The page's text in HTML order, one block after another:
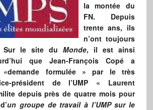
la montée du
FN. Depuis
trente ans, ils
n’ont toujours
Sur le site duMonde, il est ainsi
que Jean-François Copé a
«demande formulée » par le très
président de l’UMP « Laurent
depuis près de quatre mois pour
un groupe de travail à l’UMP sur le